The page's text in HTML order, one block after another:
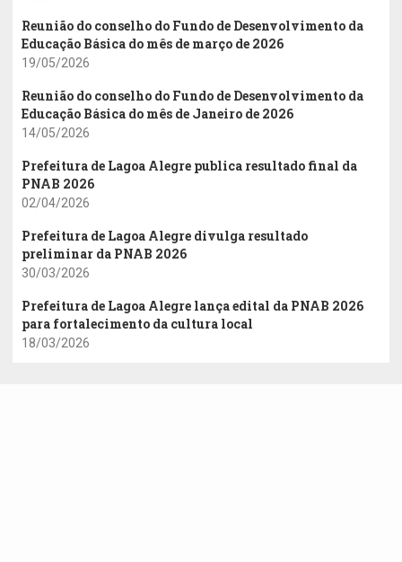
Reunião do conselho do Fundo de Desenvolvimento da
Educação Básica do mês de março de 2026
19/05/2026
Reunião do conselho do Fundo de Desenvolvimento da
Educação Básica do mês de Janeiro de 2026
14/05/2026
Prefeitura de Lagoa Alegre publica resultado final da
PNAB 2026
02/04/2026
Prefeitura de Lagoa Alegre divulga resultado
preliminar da PNAB 2026
30/03/2026
Prefeitura de Lagoa Alegre lança edital da PNAB 2026
para fortalecimento da cultura local
18/03/2026